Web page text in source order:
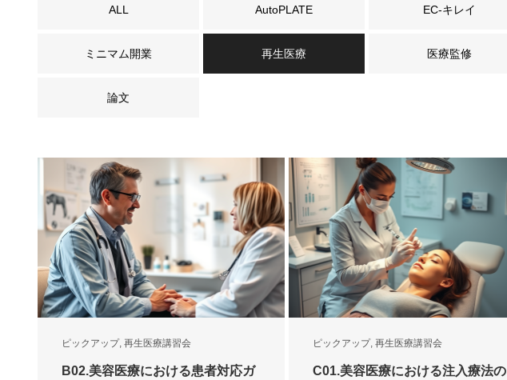
ALL AutoPLATE EC-キレイ
ミニマム開業 再生医療 医療監修
論文
ピックアップ, 再生医療講習会
B02.美容医療における患者対応ガ
ピックアップ, 再生医療講習会
C01.美容医療における注入療法の